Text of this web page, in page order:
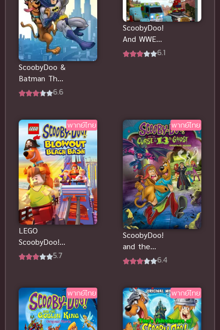
ScoobyDoo &
Batman The
Brave and
ฟรีออนไลน์
6.6
ScoobyDoo!
And WWE
Curse of the
6.1
พากย์ไทย
LEGO
ScoobyDoo!
Blowout
สคูบี้ดู พากย์
ไทย
5.7
พากย์ไทย
ScoobyDoo!
and the
Curse of the
ผี
6.4
พากย์ไทย พากย์ไทย